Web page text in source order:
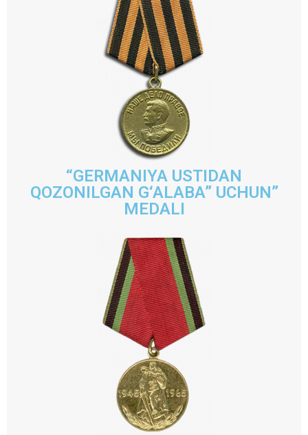
“GERMANIYA USTIDAN
QOZONILGAN G‘ALABA” UCHUN”
MEDALI